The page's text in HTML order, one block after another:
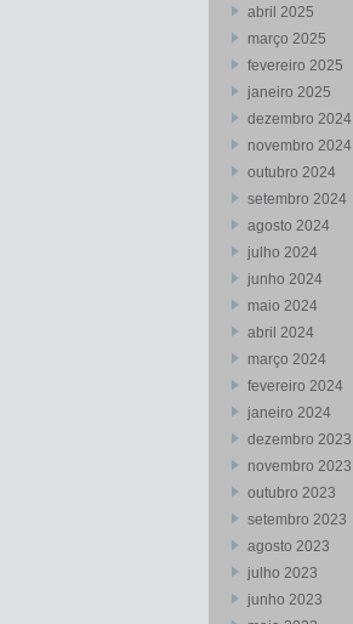
abril 2025
março 2025
fevereiro 2025
janeiro 2025
dezembro 2024
novembro 2024
outubro 2024
setembro 2024
agosto 2024
julho 2024
junho 2024
maio 2024
abril 2024
março 2024
fevereiro 2024
janeiro 2024
dezembro 2023
novembro 2023
outubro 2023
setembro 2023
agosto 2023
julho 2023
junho 2023